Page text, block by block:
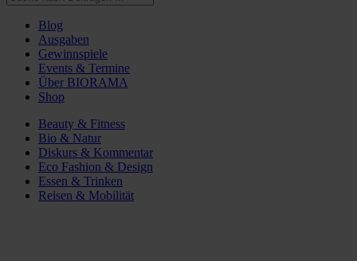
Blog
Ausgaben
Gewinnspiele
Events & Termine
Über BIORAMA
Shop
Beauty & Fitness
Bio & Natur
Diskurs & Kommentar
Eco Fashion & Design
Essen & Trinken
Reisen & Mobilität